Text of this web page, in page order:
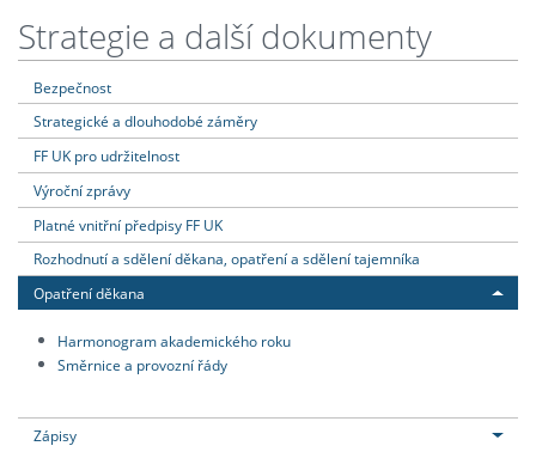
Strategie a další dokumenty
Bezpečnost
Strategické a dlouhodobé záměry
FF UK pro udržitelnost
Výroční zprávy
Platné vnitřní předpisy FF UK
Rozhodnutí a sdělení děkana, opatření a sdělení tajemníka
Opatření děkana
Harmonogram akademického roku
Směrnice a provozní řády
Zápisy